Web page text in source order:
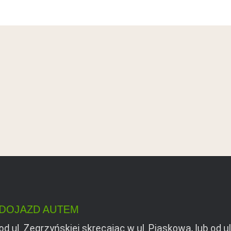
DOJAZD AUTEM
ul. Zegrzyńskiej skręcając w ul. Piaskową, lub od ul.